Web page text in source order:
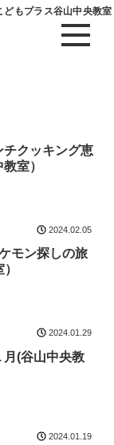
もプラス谷山中央教室
クッキング恵
室）
2024.02.05
モン探しの旅
2024.01.29
(谷山中央教
2024.01.19